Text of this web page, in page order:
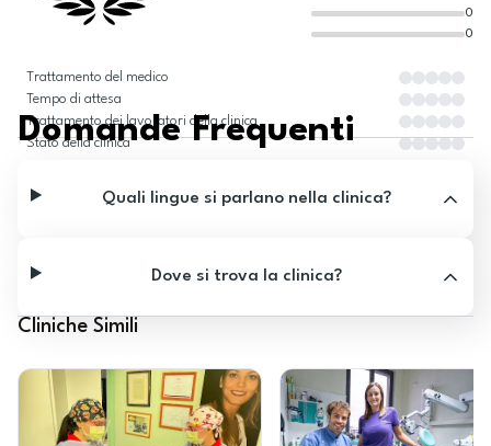
0
0
Trattamento del medico
Tempo di attesa
Trattamento dei lavoratori della clinica
Stato della clinica
Domande Frequenti
Quali lingue si parlano nella clinica?
Dove si trova la clinica?
Cliniche Simili